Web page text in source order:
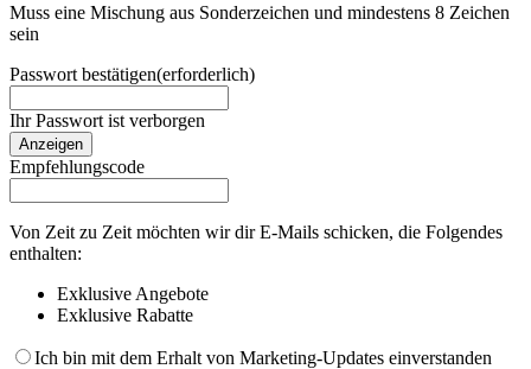
Muss eine Mischung aus Sonderzeichen und mindestens 8 Zeichen
sein
Passwort bestätigen(erforderlich)
Ihr Passwort ist verborgen
Anzeigen
Empfehlungscode
Von Zeit zu Zeit möchten wir dir E-Mails schicken, die Folgendes
enthalten:
Exklusive Angebote
Exklusive Rabatte
Ich bin mit dem Erhalt von Marketing-Updates einverstanden